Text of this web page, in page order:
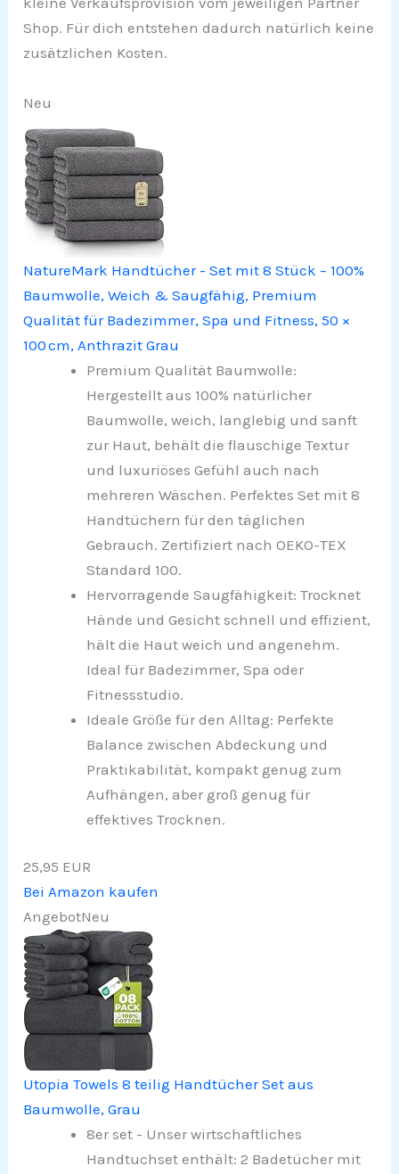
Shop. Für dich entstehen dadurch natürlich keine
zusätzlichen Kosten.
Neu
NatureMark Handtücher - Set mit 8 Stück – 100%
Baumwolle, Weich & Saugfähig, Premium
Qualität für Badezimmer, Spa und Fitness, 50 ×
100 cm, Anthrazit Grau
Premium Qualität Baumwolle:
Hergestellt aus 100% natürlicher
Baumwolle, weich, langlebig und sanft
zur Haut, behält die flauschige Textur
und luxuriöses Gefühl auch nach
mehreren Wäschen. Perfektes Set mit 8
Handtüchern für den täglichen
Gebrauch. Zertifiziert nach OEKO-TEX
Standard 100.
Hervorragende Saugfähigkeit: Trocknet
Hände und Gesicht schnell und effizient,
hält die Haut weich und angenehm.
Ideal für Badezimmer, Spa oder
Fitnessstudio.
Ideale Größe für den Alltag: Perfekte
Balance zwischen Abdeckung und
Praktikabilität, kompakt genug zum
Aufhängen, aber groß genug für
effektives Trocknen.
25,95 EUR
Bei Amazon kaufen
AngebotNeu
Utopia Towels 8 teilig Handtücher Set aus
Baumwolle, Grau
8er set - Unser wirtschaftliches
Handtuchset enthält: 2 Badetücher mit